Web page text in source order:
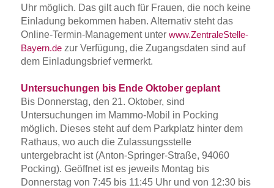
Uhr möglich. Das gilt auch für Frauen, die noch keine
Einladung bekommen haben. Alternativ steht das
Online-Termin-Management unter www.ZentraleStelle-
Bayern.dezur Verfügung, die Zugangsdaten sind auf
dem Einladungsbrief vermerkt.
Untersuchungen bis Ende Oktober geplant
Bis Donnerstag, den 21. Oktober, sind
Untersuchungen im Mammo-Mobil in Pocking
möglich. Dieses steht auf dem Parkplatz hinter dem
Rathaus, wo auch die Zulassungsstelle
untergebracht ist (Anton-Springer-Straße, 94060
Pocking). Geöffnet ist es jeweils Montag bis
Donnerstag von 7:45 bis 11:45 Uhr und von 12:30 bis